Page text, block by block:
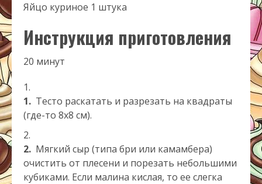
Яйцо куриное 1 штука
Инструкция приготовления
20 минут
1. Тесто раскатать и разрезать на квадраты
(где-то 8х8 см).
2. Мягкий сыр (типа бри или камамбера)
очистить от плесени и порезать небольшими
кубиками. Если малина кислая, то ее слегка